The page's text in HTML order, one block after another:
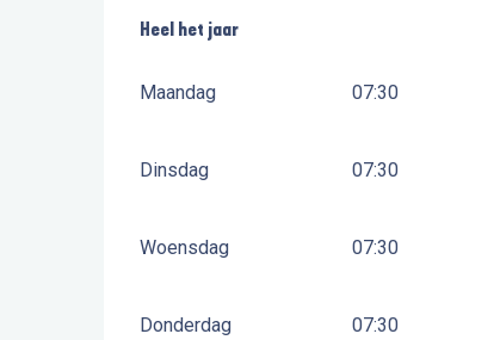
Heel het jaar
Heel het jaar
Maandag 07:30
Dinsdag 07:30
Woensdag 07:30
Donderdag 07:30